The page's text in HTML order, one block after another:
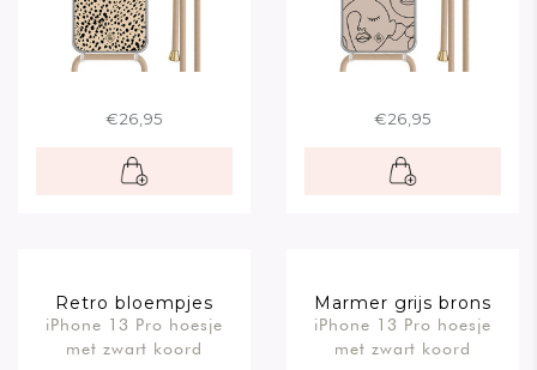
€26,95 €26,95
Retro bloempjes
iPhone 13 Pro hoesje
met zwart koord
Marmer grijs brons
iPhone 13 Pro hoesje
met zwart koord